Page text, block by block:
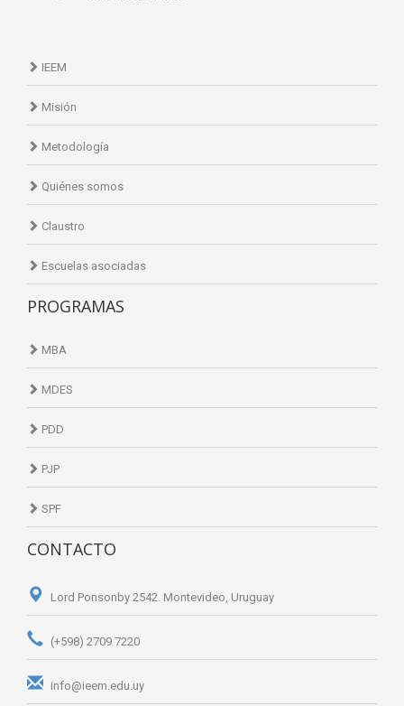
IEEM
Misión
Metodología
Quiénes somos
Claustro
Escuelas asociadas
PROGRAMAS
MBA
MDES
PDD
PJP
SPF
CONTACTO
Lord Ponsonby 2542. Montevideo, Uruguay
(+598) 2709 7220
info@ieem.edu.uy